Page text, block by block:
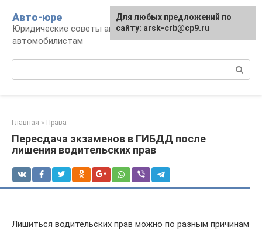
контенту
Авто-юре
Юридические советы автовладельцам и
автомобилистам
Главная » Права
Пересдача экзаменов в ГИБДД после
лишения водительских прав
Лишиться водительских прав можно по разным причинам
Для любых предложений по
сайту: arsk-crb@cp9.ru